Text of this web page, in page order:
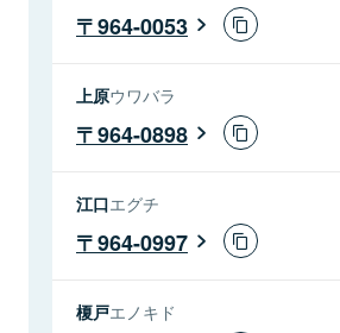
964-0053
上原ウワバラ
964-0898
江口エグチ
964-0997
榎戸エノキド